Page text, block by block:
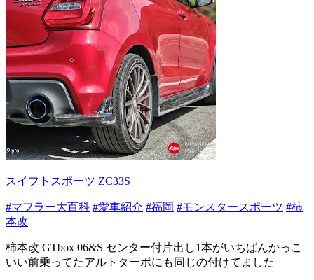
スイフトスポーツ ZC33S
#マフラー大百科 #愛車紹介 #福岡 #モンスタースポーツ #柿
本改
柿本改 GTbox 06&S センター付片出し1本がいちばんかっこ
いい前乗ってたアルトターボにも同じの付けてました